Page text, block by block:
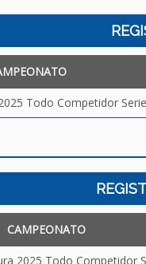
Todo Competidor
CAMPEONATO
2025 Todo Competidor